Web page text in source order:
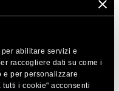
abilitare servizi e
raccogliere dati su come i
e per personalizzare
i cookie" acconsenti